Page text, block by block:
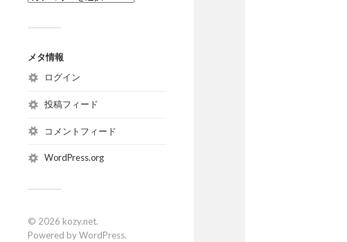
メタ情報
ログイン
投稿フィード
コメントフィード
WordPress.org
© 2026 kozy.net.
Powered byWordPress.